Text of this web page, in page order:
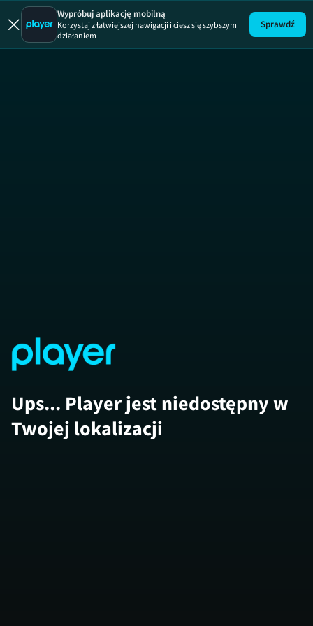
Wypróbuj aplikację mobilną
Korzystaj z łatwiejszej nawigacji i ciesz się szybszym
działaniem
Sprawdź
Ups... Player jest niedostępny w
Twojej lokalizacji